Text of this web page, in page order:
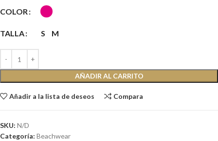
COLOR
TALLA S M
AÑADIR AL CARRITO
Añadir a la lista de deseos Compara
SKU: N/D
Categoría: Beachwear